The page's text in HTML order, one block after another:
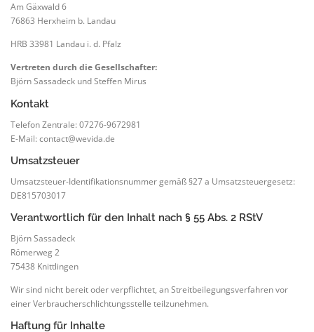
Am Gäxwald 6
76863 Herxheim b. Landau
HRB 33981 Landau i. d. Pfalz
Vertreten durch die Gesellschafter:
Björn Sassadeck und Steffen Mirus
Kontakt
Telefon Zentrale: 07276-9672981
E-Mail: contact@wevida.de
Umsatzsteuer
Umsatzsteuer-Identifikationsnummer gemäß §27 a Umsatzsteuergesetz:
DE815703017
Verantwortlich für den Inhalt nach § 55 Abs. 2 RStV
Björn Sassadeck
Römerweg 2
75438 Knittlingen
Wir sind nicht bereit oder verpflichtet, an Streitbeilegungsverfahren vor
einer Verbraucherschlichtungsstelle teilzunehmen.
Haftung für Inhalte